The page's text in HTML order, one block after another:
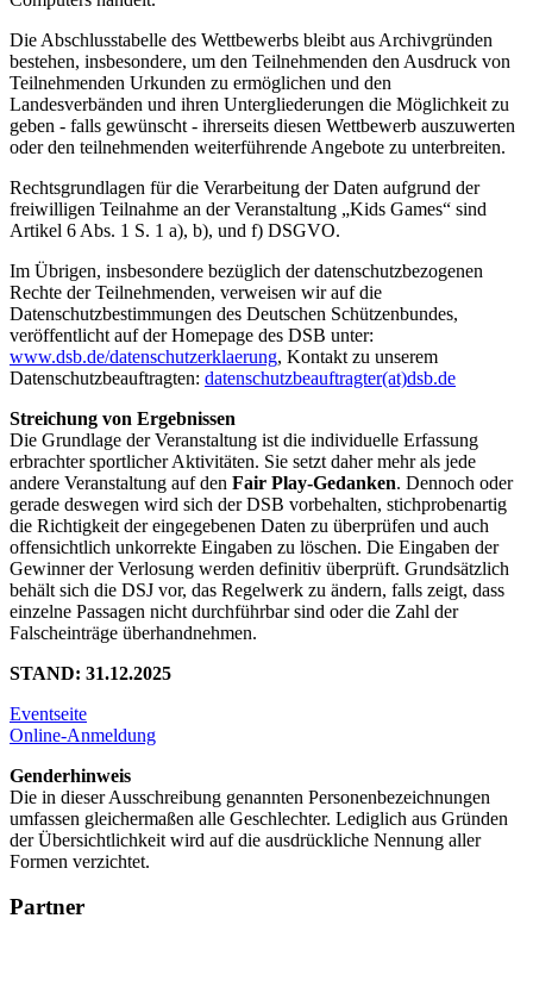
Die Abschlusstabelle des Wettbewerbs bleibt aus Archivgründen
bestehen, insbesondere, um den Teilnehmenden den Ausdruck von
Teilnehmenden Urkunden zu ermöglichen und den
Landesverbänden und ihren Untergliederungen die Möglichkeit zu
geben - falls gewünscht - ihrerseits diesen Wettbewerb auszuwerten
oder den teilnehmenden weiterführende Angebote zu unterbreiten.
Rechtsgrundlagen für die Verarbeitung der Daten aufgrund der
freiwilligen Teilnahme an der Veranstaltung „Kids Games“ sind
Artikel 6 Abs. 1 S. 1 a), b), und f) DSGVO.
Im Übrigen, insbesondere bezüglich der datenschutzbezogenen
Rechte der Teilnehmenden, verweisen wir auf die
Datenschutzbestimmungen des Deutschen Schützenbundes,
veröffentlicht auf der Homepage des DSB unter:
www.dsb.de/datenschutzerklaerung, Kontakt zu unserem
Datenschutzbeauftragten: datenschutzbeauftragter(at)dsb.de
Streichung von Ergebnissen
Die Grundlage der Veranstaltung ist die individuelle Erfassung
erbrachter sportlicher Aktivitäten. Sie setzt daher mehr als jede
andere Veranstaltung auf den Fair Play-Gedanken. Dennoch oder
gerade deswegen wird sich der DSB vorbehalten, stichprobenartig
die Richtigkeit der eingegebenen Daten zu überprüfen und auch
offensichtlich unkorrekte Eingaben zu löschen. Die Eingaben der
Gewinner der Verlosung werden definitiv überprüft. Grundsätzlich
behält sich die DSJ vor, das Regelwerk zu ändern, falls zeigt, dass
einzelne Passagen nicht durchführbar sind oder die Zahl der
Falscheinträge überhandnehmen.
STAND: 31.12.2025
Eventseite
Online-Anmeldung
Genderhinweis
Die in dieser Ausschreibung genannten Personenbezeichnungen
umfassen gleichermaßen alle Geschlechter. Lediglich aus Gründen
der Übersichtlichkeit wird auf die ausdrückliche Nennung aller
Formen verzichtet.
Partner